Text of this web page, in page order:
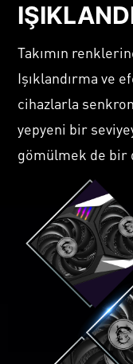
Takımın
Işıklandırma ve
cihazlarla
yepyeni bir
gömülmek de bir